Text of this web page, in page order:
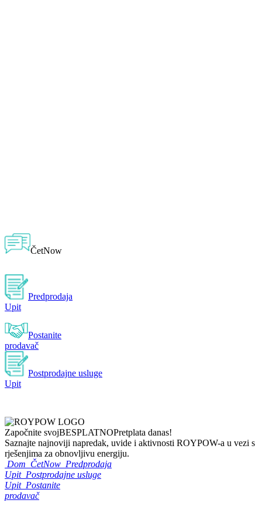
ČetNow
Predprodaja
Upit
Postanite
prodavač
Postprodajne usluge
Upit
Započnite svojBESPLATNOPretplata danas!
Saznajte najnoviji napredak, uvide i aktivnosti ROYPOW-a u vezi s
rješenjima za obnovljivu energiju.
Dom ČetNow Predprodaja
Upit Postprodajne usluge
Upit Postanite
prodavač